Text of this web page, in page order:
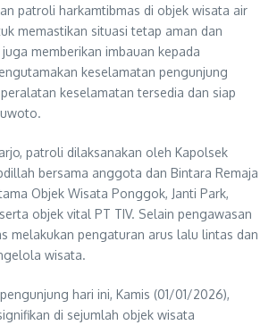
patroli harkamtibmas di objek wisata air
memastikan situasi tetap aman dan
memberikan imbauan kepada
keselamatan pengunjung
keselamatan tersedia dan siap
patroli dilaksanakan oleh Kapolsek
bersama anggota dan Bintara Remaja
Objek Wisata Ponggok, Janti Park,
objek vital PT TIV. Selain pengawasan
melakukan pengaturan arus lalu lintas dan
wisata.
hari ini, Kamis (01/01/2026),
di sejumlah objek wisata